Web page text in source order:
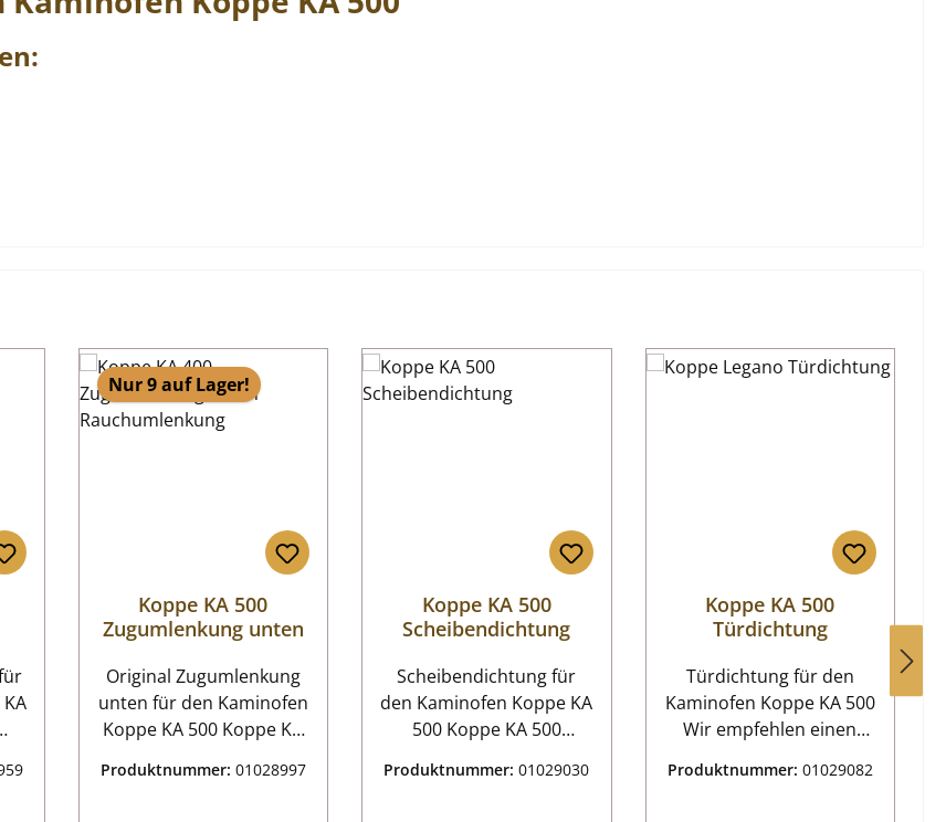
Nur 9 auf Lager!
Koppe KA 500
Zugumlenkung unten
Original Zugumlenkung
unten für den Kaminofen
Koppe KA 500 Koppe KA
unten Eckdaten:
Produktnummer: 01028997
Koppe KA 500
Scheibendichtung
Scheibendichtung für
den Kaminofen Koppe KA
500 Koppe KA 500
Eckdaten: Dichtung,
Produktnummer:01029030
Koppe KA 500
Türdichtung
Türdichtung für den
Kaminofen Koppe KA 500
Wir empfehlen einen
die Montage - durch
Produktnummer: 01029082